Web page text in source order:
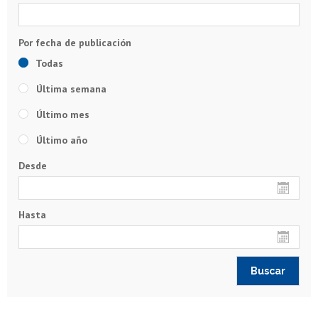
Todas
Última semana
Último mes
Último año
Desde
Hasta